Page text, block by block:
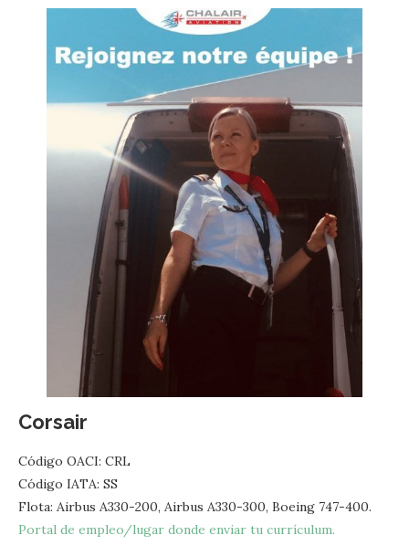
Corsair
Código OACI: CRL
Código IATA: SS
Flota: Airbus A330-200, Airbus A330-300, Boeing 747-400.
Portal de empleo/lugar donde enviar tu currículum.